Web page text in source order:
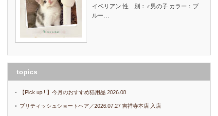
イベリアン 性 別：♂男の子 カラー：ブ
ルー…
topics
【Pick up !!】今月のおすすめ猫用品 2026.08
ブリティッシュショートヘア／2026.07.27 吉祥寺本店 入店